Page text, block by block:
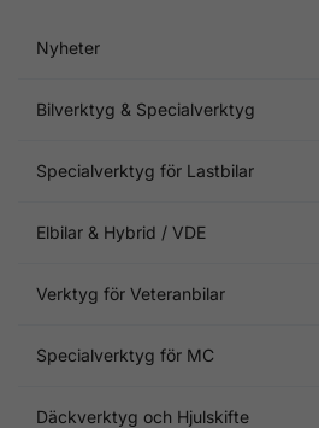
Nyheter
Bilverktyg & Specialverktyg
Specialverktyg för Lastbilar
Elbilar & Hybrid / VDE
Verktyg för Veteranbilar
Specialverktyg för MC
Däckverktyg och Hjulskifte